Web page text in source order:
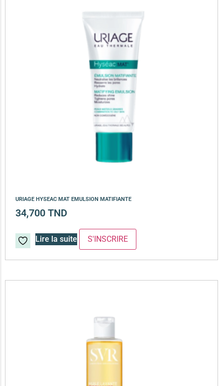
URIAGE HYSEAC MAT EMULSION MATIFIANTE
34,700 TND
Lire la suite